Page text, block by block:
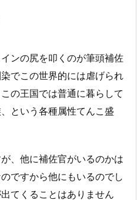
ンの尻を叩くのが筆頭補佐
でこの世界的には虐げられ
の王国では普通に暮らして
という各種属性てんこ盛
、他に補佐官がいるのかは
ですから他にもいるのでし
てくることはありません